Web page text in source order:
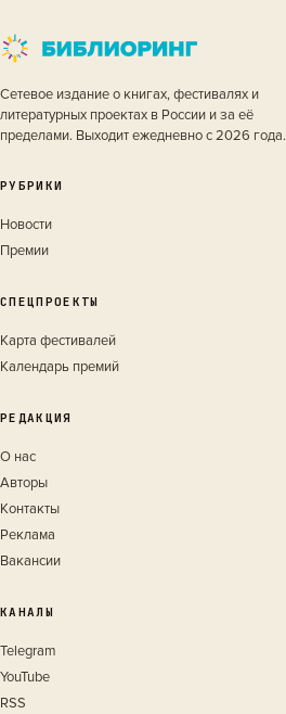
Сетевое издание о книгах, фестивалях и
литературных проектах в России и за её
пределами. Выходит ежедневно с 2026 года.
РУБРИКИ
Новости
Премии
СПЕЦПРОЕКТЫ
Карта фестивалей
Календарь премий
РЕДАКЦИЯ
О нас
Авторы
Контакты
Реклама
Вакансии
КАНАЛЫ
Telegram
YouTube
RSS